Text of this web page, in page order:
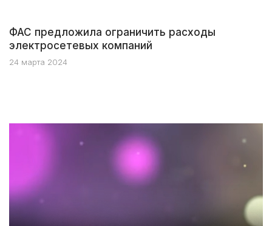
ФАС предложила ограничить расходы
электросетевых компаний
24 марта 2024